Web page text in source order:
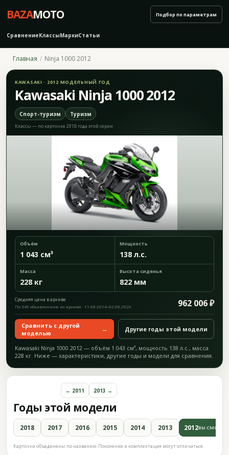
BAZAMOTO
СравнениеКлассыМаркиСтатьи
Подбор по параметрам
Главная Ninja 1000 2012
KAWASAKI · 2012 МОДЕЛЬНЫЙ ГОД
Kawasaki Ninja 1000 2012
Спорт-туризм Туризм
Классы — по карточке 2018 года этой серии
Объём
1 043 см³
Мощность
138 л.с.
Масса
228 кг
Высота сиденья
822 мм
Средняя цена в архиве 962 006 ₽
По 340 объявлениям из архива · 11.08.2014–02.08.2026
Сравнить с другой
моделью
→ Другие годы этой модели
Kawasaki Ninja 1000 2012 — объём 1 043 см³, мощность 138 л.с., масса
228 кг. Ниже — характеристики, другие годы и модели для сравнения.
Годы этой модели
← 2011 2013 →
2018 2017 2016 2015 2014 2013 2012ВЫ
Карточки объединены по названию. Поколение и комплектация могут отличаться.